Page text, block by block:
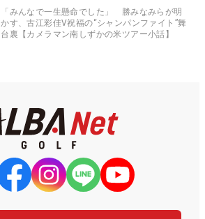
「みんなで一生懸命でした」 勝みなみらが明
かす、古江彩佳V祝福の“シャンパンファイト”舞
台裏【カメラマン南しずかの米ツアー小話】